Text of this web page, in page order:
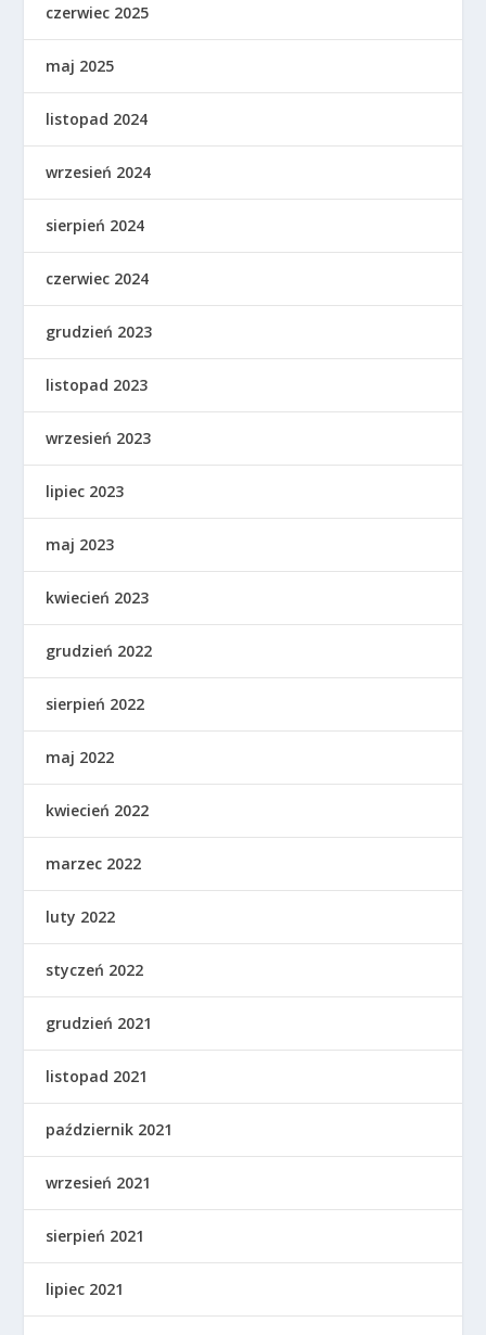
czerwiec 2025
maj 2025
listopad 2024
wrzesień 2024
sierpień 2024
czerwiec 2024
grudzień 2023
listopad 2023
wrzesień 2023
lipiec 2023
maj 2023
kwiecień 2023
grudzień 2022
sierpień 2022
maj 2022
kwiecień 2022
marzec 2022
luty 2022
styczeń 2022
grudzień 2021
listopad 2021
październik 2021
wrzesień 2021
sierpień 2021
lipiec 2021